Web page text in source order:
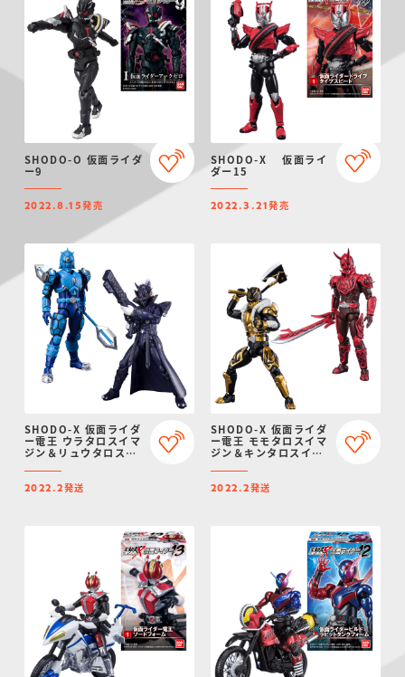
SHODO-O 仮面ライダ
ー9
2022.8.15発売
SHODO-X 仮面ライ
ダー15
2022.3.21発売
SHODO-X 仮面ライダ
ー電王 ウラタロスイマ
ジン＆リュウタロスイ
アムバンダイ限定】
2022.2発送
SHODO-X 仮面ライダ
ー電王 モモタロスイマ
ジン＆キンタロスイマ
ムバンダイ限定】
2022.2発送